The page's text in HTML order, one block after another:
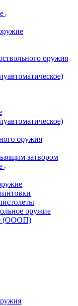
оружия
оружия
затвором
оружие
(ОООП)